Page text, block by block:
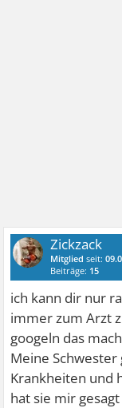
Zickzack
Mitglied seit:
Beiträge: 15
ich kann dir nur
immer zum Arzt
googeln das
Meine
Krankheiten und
hat sie mir